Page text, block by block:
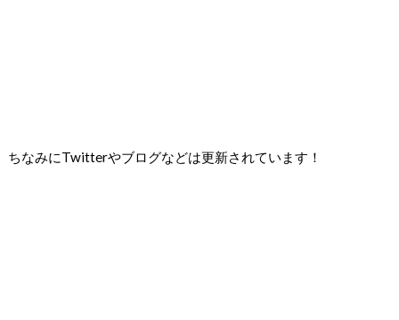
ちなみにTwitterやブログなどは更新されています！